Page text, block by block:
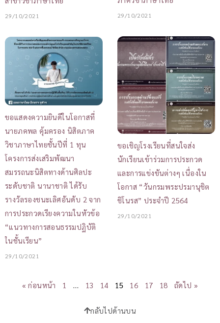
29/10/2021
29/10/2021
ขอเชิญโรงเรียนที่สนใจส่ง
นักเรียนเข้าร่วมการประกวด
และการแข่งขันต่างๆ เนื่องใน
โอกาส “วันกรมพระปรมานุชิต
ชิโนรส” ประจำปี 2564
29/10/2021
ขอแสดงความยินดีในโอกาสที่
นายภคพล คุ้มครอง นิสิตภาค
วิชาภาษาไทยชั้นปีที่ 1 ทุน
โครงการส่งเสริมพัฒนา
สมรรถนะนิสิตทางด้านศิลปะ
ระดับชาติ นานาชาติ ได้รับ
รางวัลรองชนะเลิศอันดับ 2 จาก
การประกวดเรียงความในหัวข้อ
“แนวทางการสอนธรรมปฏิบัติ
ในชั้นเรียน”
29/10/2021
« ก่อนหน้า 1 … 13 14 15 16 17 18 ถัดไป »
กลับไปด้านบน